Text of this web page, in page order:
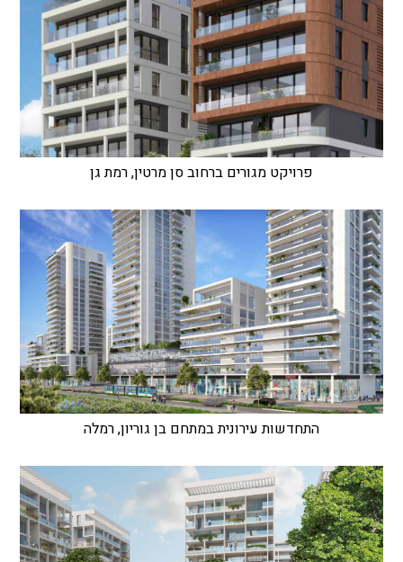
פרויקט מגורים ברחוב סן מרטין, רמת גן
התחדשות עירונית במתחם בן גוריון, רמלה